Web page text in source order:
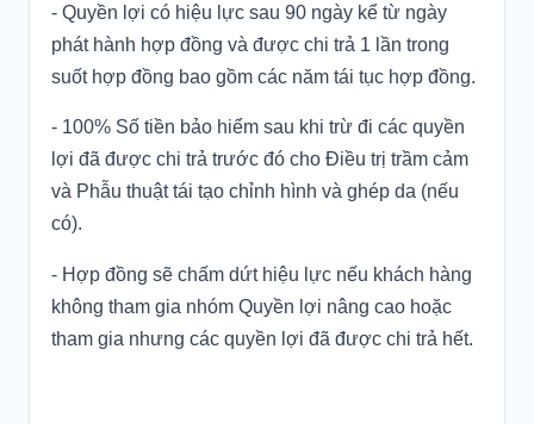
- Quyền lợi có hiệu lực sau 90 ngày kể từ ngày
phát hành hợp đồng và được chi trả 1 lần trong
suốt hợp đồng bao gồm các năm tái tục hợp đồng.
- 100% Số tiền bảo hiểm sau khi trừ đi các quyền
lợi đã được chi trả trước đó cho Điều trị trầm cảm
và Phẫu thuật tái tạo chỉnh hình và ghép da (nếu
có).
- Hợp đồng sẽ chấm dứt hiệu lực nếu khách hàng
không tham gia nhóm Quyền lợi nâng cao hoặc
tham gia nhưng các quyền lợi đã được chi trả hết.